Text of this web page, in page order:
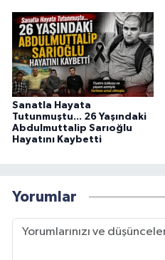
Sanatla Hayata
Tutunmuştu... 26 Yaşındaki
Abdulmuttalip Sarıoğlu
Hayatını Kaybetti
Yorumlar